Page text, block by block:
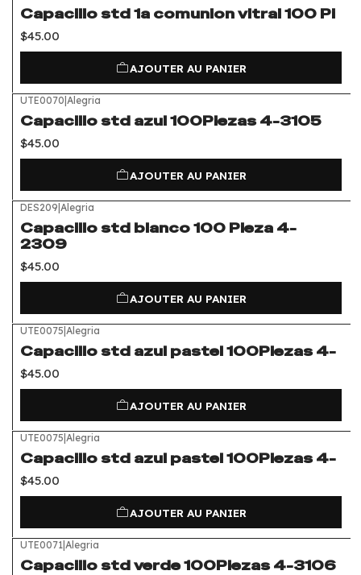
Capacillo std 1a comunion vitral 100 Pi
$45.00
AJOUTER AU PANIER
UTE0070|Alegria
Capacillo std azul 100Piezas 4-3105
$45.00
AJOUTER AU PANIER
DES209|Alegria
Capacillo std blanco 100 Pieza 4-
2309
$45.00
AJOUTER AU PANIER
UTE0075|Alegria
Capacillo std azul pastel 100Piezas 4-
$45.00
AJOUTER AU PANIER
UTE0075|Alegria
Capacillo std azul pastel 100Piezas 4-
$45.00
AJOUTER AU PANIER
UTE0071|Alegria
Capacillo std verde 100Piezas 4-3106